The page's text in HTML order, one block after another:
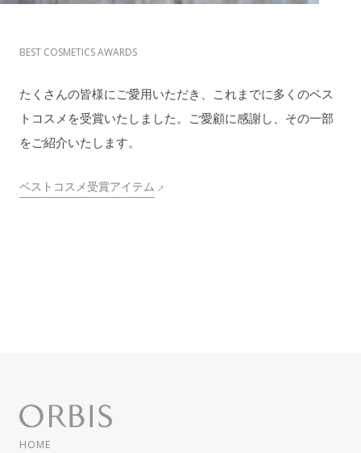
BEST COSMETICS AWARDS
たくさんの皆様にご愛用いただき、これまでに多くのベス
トコスメを受賞いたしました。ご愛顧に感謝し、その一部
をご紹介いたします。
ベストコスメ受賞アイテム
HOME